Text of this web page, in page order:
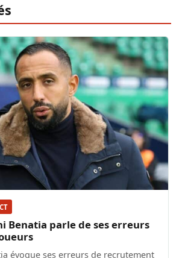
Benatia parle de ses erreurs
évoque ses erreurs de recrutement